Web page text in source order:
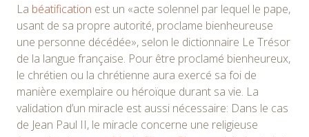
La béatification est un «acte solennel par lequel le pape,
usant de sa propre autorité, proclame bienheureuse
une personne décédée», selon le dictionnaire Le Trésor
de la langue française. Pour être proclamé bienheureux,
le chrétien ou la chrétienne aura exercé sa foi de
manière exemplaire ou héroïque durant sa vie. La
validation d’un miracle est aussi nécessaire: Dans le cas
de Jean Paul II, le miracle concerne une religieuse